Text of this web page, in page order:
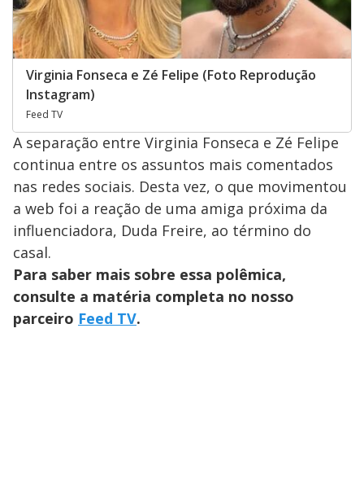
Virginia Fonseca e Zé Felipe (Foto Reprodução
Instagram)
Feed TV
A separação entre Virginia Fonseca e Zé Felipe
continua entre os assuntos mais comentados
nas redes sociais. Desta vez, o que movimentou
a web foi a reação de uma amiga próxima da
influenciadora, Duda Freire, ao término do
casal.
Para saber mais sobre essa polêmica,
consulte a matéria completa no nosso
parceiro Feed TV.